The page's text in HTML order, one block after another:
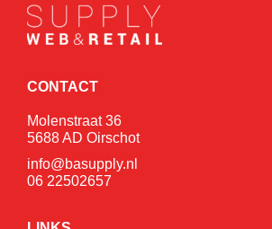
CONTACT
Molenstraat 36
5688 AD Oirschot
info@basupply.nl
06 22502657